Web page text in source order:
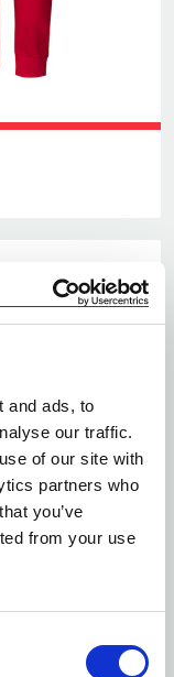
and ads, to
our traffic.
of our site with
partners who
you’ve
from your use